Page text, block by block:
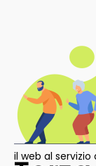
il web al